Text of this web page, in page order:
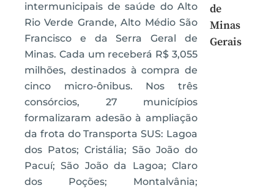
intermunicipais de saúde do Alto
Rio Verde Grande, Alto Médio São
Francisco e da Serra Geral de
Minas. Cada um receberá R$ 3,055
milhões, destinados à compra de
cinco micro-ônibus. Nos três
consórcios, 27 municípios
formalizaram adesão à ampliação
da frota do Transporta SUS: Lagoa
dos Patos; Cristália; São João do
Pacuí; São João da Lagoa; Claro
dos Poções; Montalvânia;
de
Minas
Gerais